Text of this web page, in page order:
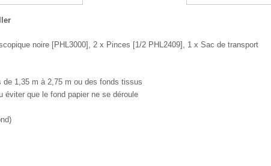
noire [PHL3000], 2 x Pinces [1/2 PHL2409], 1 x Sac de transport
1,35 m à 2,75 m ou des fonds tissus
que le fond papier ne se déroule